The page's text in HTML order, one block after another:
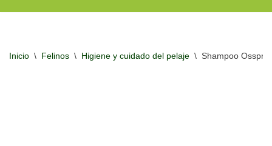
Inicio \ Felinos \ Higiene y cuidado del pelaje \ Shampoo